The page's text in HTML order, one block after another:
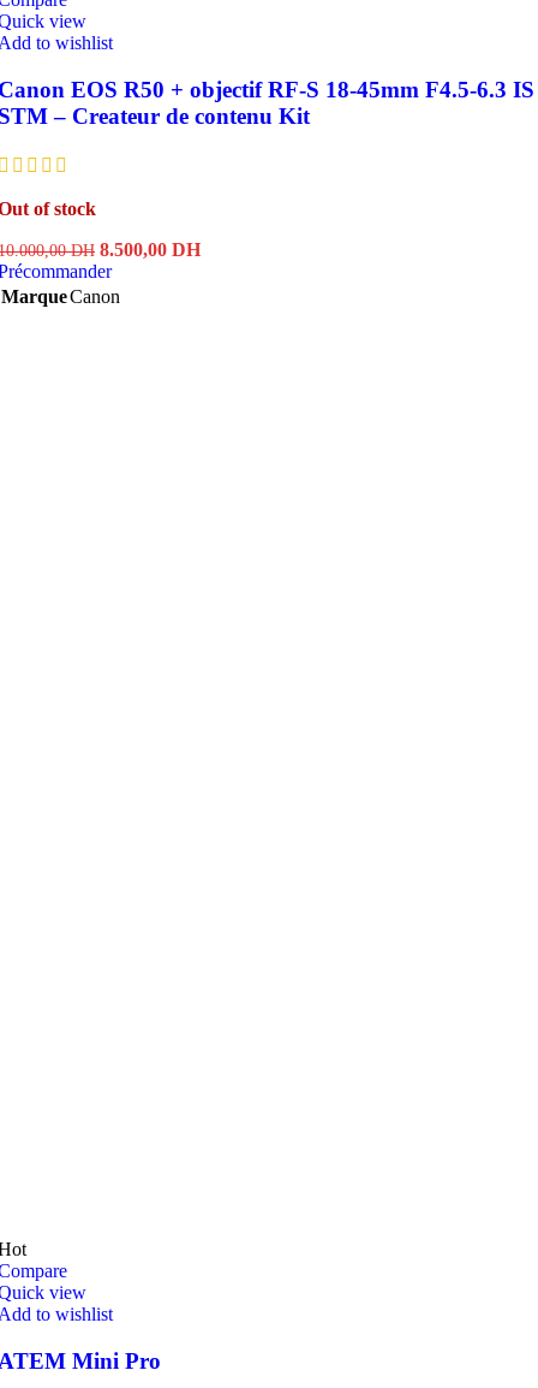
view
to wishlist
EOS R50 + objectif RF-S 18-45mm F4.5-6.3 IS
– Createur de contenu Kit
of stock
DH Le
prix
initial
8.500,00 DHLe
MarqueCanon
view
to wishlist
Mini Pro